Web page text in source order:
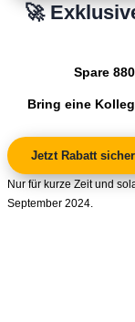
🚀
Spare
Bring eine
Jetzt Rabatt
Nur für kurze Zeit und
September 2024.